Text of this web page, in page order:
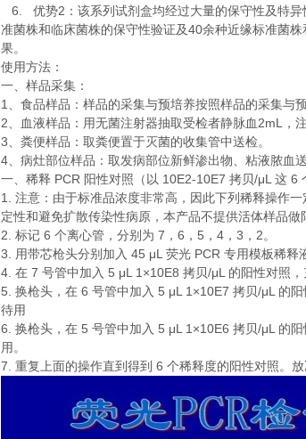
6. 优势2 ：该系列试剂盒均经过大量的保守性及特
准菌株和临床菌株的保守性验证及40余种近缘标准菌
果。
使用方法：
一、样品采集：
1 、食品样品：样品的采集与预培养按照样品的采集与
2、血液样品：用无菌注射器抽取受检者静脉血 2mL ，
3、粪便样品：取粪便置于灭菌的收集管中送检。
4、病灶部位样品：取发病部位新鲜渗出物、粘液脓血送
一、稀释 PCR 阳性对照（以 10E2-10E7 拷贝/μL 这 6
1. 注意：由于标准品浓度非常高，因此下列稀释操作
定性和避免扩散传染性病原，本产品不提供活体样品
2. 标记 6 个离心管，分别为 7 ， 6 ， 5 ， 4 ， 3 ， 2。
3. 用带芯枪头分别加入 45 μL 荧光 PCR 专用模板稀释
4. 在 7 号管中加入 5 μL 1×10E8 拷贝/μL 的阳性对照
5. 换枪头，在 6 号管中加入 5 μL 1×10E7 拷贝/μL 的阳
待用
6. 换枪头，在 5 号管中加入 5 μL 1×10E6 拷贝/μL 的阳
用。
7. 重复上面的操作直到得到 6 个稀释度的阳性对照。放